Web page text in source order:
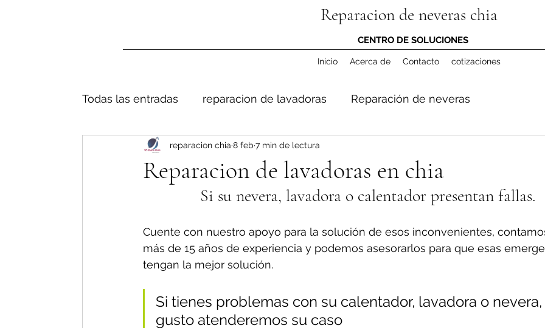
Reparacion de neveras chia
CENTRO DE SOLUCIONES
Inicio Acerca de Contacto cotizaciones
Todas las entradas reparacion de lavadoras Reparación de neveras
Reparacion de lavadoras en chia
reparacion chia 8 feb 7 min de lectura
Si su nevera, lavadora o calentador presentan fallas.
Cuente con nuestro apoyo para la solución de esos inconvenientes,
más de 15 años de experiencia y podemos asesorarlos para que esas
tengan la mejor solución.
Si tienes problemas con su calentador, lavadora o
gusto atenderemos su caso